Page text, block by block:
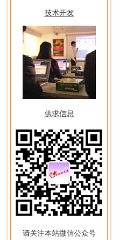
技术开发
供求信息
请关注本站微信公众号